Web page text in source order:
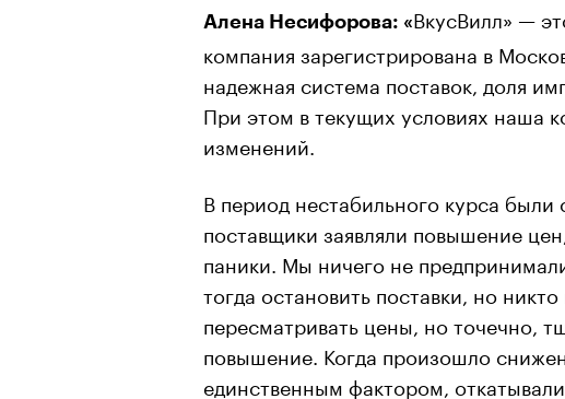
Алена Несифорова: «ВкусВилл» —
компания зарегистрирована в
надежная система поставок, доля
При этом в текущих условиях наша
изменений.
В период нестабильного курса были
поставщики заявляли повышение
паники. Мы ничего не
тогда остановить поставки, но
пересматривать цены, но точечно,
повышение. Когда произошло
единственным фактором,